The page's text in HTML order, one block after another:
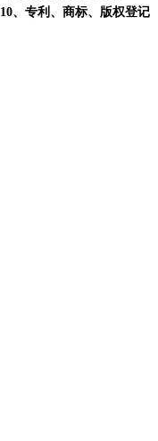
10、 专利 、 商标、 版权登记